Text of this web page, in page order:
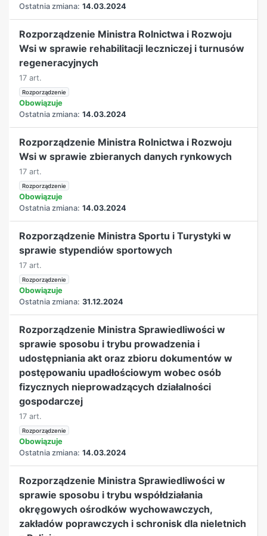
Ostatnia zmiana: 14.03.2024
Rozporządzenie Ministra Rolnictwa i Rozwoju
Wsi w sprawie rehabilitacji leczniczej i turnusów
regeneracyjnych
17 art.
Rozporządzenie
Obowiązuje
Ostatnia zmiana: 14.03.2024
Rozporządzenie Ministra Rolnictwa i Rozwoju
Wsi w sprawie zbieranych danych rynkowych
17 art.
Rozporządzenie
Obowiązuje
Ostatnia zmiana: 14.03.2024
Rozporządzenie Ministra Sportu i Turystyki w
sprawie stypendiów sportowych
17 art.
Rozporządzenie
Obowiązuje
Ostatnia zmiana: 31.12.2024
Rozporządzenie Ministra Sprawiedliwości w
sprawie sposobu i trybu prowadzenia i
udostępniania akt oraz zbioru dokumentów w
postępowaniu upadłościowym wobec osób
fizycznych nieprowadzących działalności
gospodarczej
17 art.
Rozporządzenie
Obowiązuje
Ostatnia zmiana: 14.03.2024
Rozporządzenie Ministra Sprawiedliwości w
sprawie sposobu i trybu współdziałania
okręgowych ośrodków wychowawczych,
zakładów poprawczych i schronisk dla nieletnich